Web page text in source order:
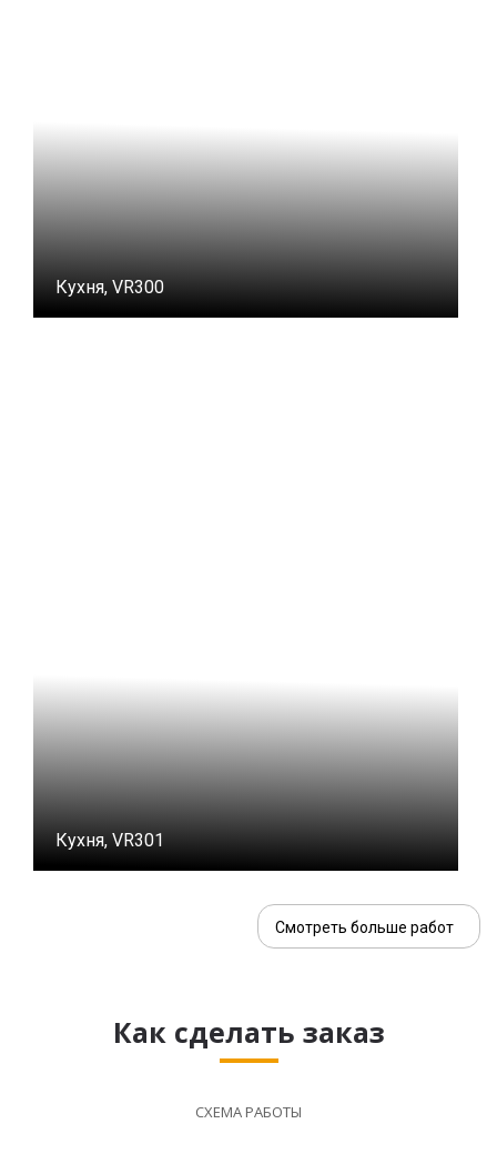
Кухня, VR300
Кухня, VR301
Смотреть больше работ
Как сделать заказ
СХЕМА РАБОТЫ